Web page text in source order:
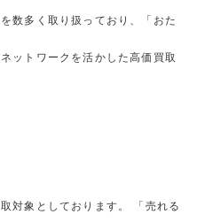
数多く取り扱っており、「おた
ットワークを活かした高価買取
対象としております。 「売れる